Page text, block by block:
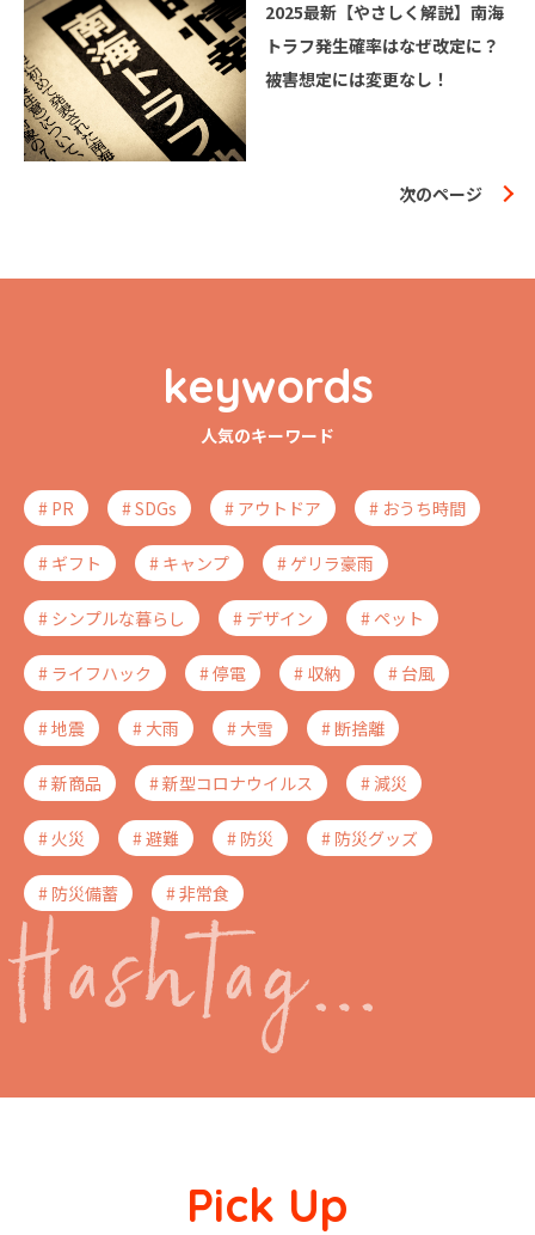
2025最新【やさしく解説】南海
トラフ発生確率はなぜ改定に？
被害想定には変更なし！
次のページ
keywords
人気のキーワード
# PR # SDGs # アウトドア # おうち時間
# ギフト # キャンプ # ゲリラ豪雨
# シンプルな暮らし # デザイン # ペット
# ライフハック # 停電 # 収納 # 台風
# 地震 # 大雨 # 大雪 # 断捨離
# 新商品 # 新型コロナウイルス # 減災
# 火災 # 避難 # 防災 # 防災グッズ
# 防災備蓄 # 非常食
Pick Up